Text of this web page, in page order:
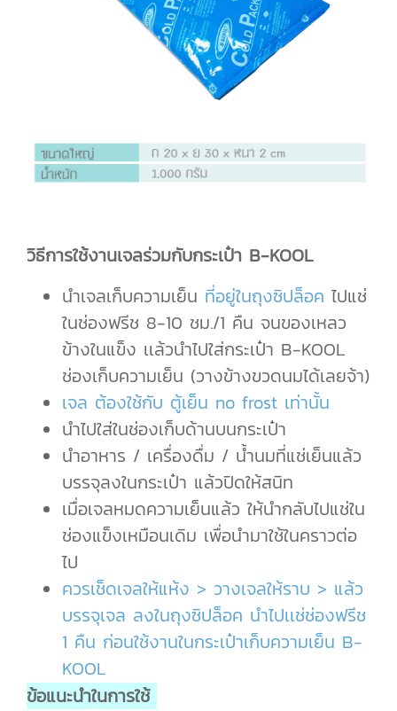
วิธีการใช้งานเจลร่วมกับกระเป๋า B-KOOL
นำเจลเก็บความเย็น ที่อยู่ในถุงซิปล็อค ไปแช่
ในช่องฟรีช 8-10 ชม./1 คืน จนของเหลว
ข้างในแข็ง เเล้วนำไปใส่กระเป๋า B-KOOL
ช่องเก็บความเย็น (วางข้างขวดนมได้เลยจ้า)
เจล ต้องใช้กับ ตู้เย็น no frost เท่านั้น
นำไปใส่ในช่องเก็บด้านบนกระเป๋า
นำอาหาร / เครื่องดื่ม / น้ำนมที่แช่เย็นแล้ว
บรรจุลงในกระเป๋า แล้วปิดให้สนิท
เมื่อเจลหมดความเย็นแล้ว ให้นำกลับไปแช่ใน
ช่องแข็งเหมือนเดิม เพื่อนำมาใช้ในคราวต่อ
ไป
ควรเช็ดเจลให้แห้ง > วางเจลให้ราบ > แล้ว
บรรจุเจล ลงในถุงซิปล็อค นำไปเเช่ช่องฟรีช
1 คืน ก่อนใช้งานในกระเป๋าเก็บความเย็น B-
KOOL
ข้อแนะนำในการใช้